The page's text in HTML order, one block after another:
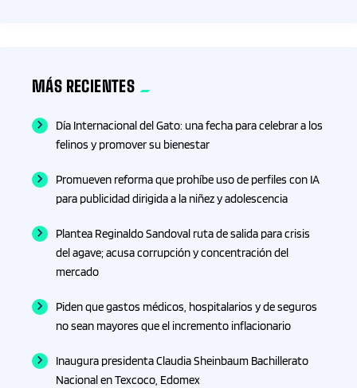
Formación profesional
Fotografía
Fútbol
Gadgets
MÁS RECIENTES
Día Internacional del Gato: una fecha para celebrar a los
felinos y promover su bienestar
Promueven reforma que prohíbe uso de perfiles con IA
para publicidad dirigida a la niñez y adolescencia
Plantea Reginaldo Sandoval ruta de salida para crisis
del agave; acusa corrupción y concentración del
mercado
Piden que gastos médicos, hospitalarios y de seguros
no sean mayores que el incremento inflacionario
Inaugura presidenta Claudia Sheinbaum Bachillerato
Nacional en Texcoco, Edomex